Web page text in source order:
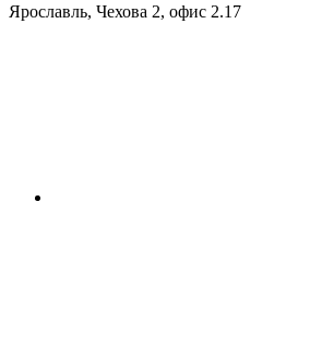
Ярославль, Чехова 2, офис 2.17